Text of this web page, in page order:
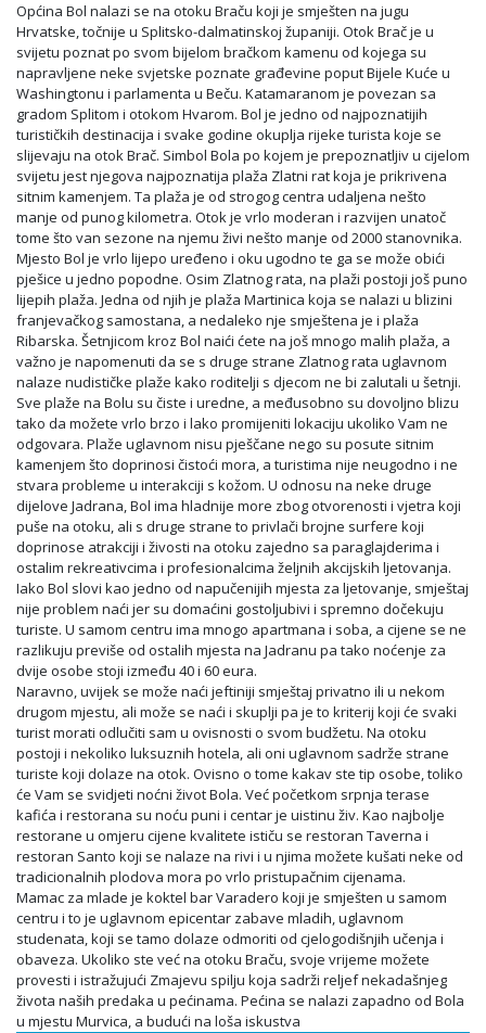
Općina Bol nalazi se na otoku Braču koji je smješten na jugu
Hrvatske, točnije u Splitsko-dalmatinskoj županiji. Otok Brač je u
svijetu poznat po svom bijelom bračkom kamenu od kojega su
napravljene neke svjetske poznate građevine poput Bijele Kuće u
Washingtonu i parlamenta u Beču. Katamaranom je povezan sa
gradom Splitom i otokom Hvarom. Bol je jedno od najpoznatijih
turističkih destinacija i svake godine okuplja rijeke turista koje se
slijevaju na otok Brač. Simbol Bola po kojem je prepoznatljiv u cijelom
svijetu jest njegova najpoznatija plaža Zlatni rat koja je prikrivena
sitnim kamenjem. Ta plaža je od strogog centra udaljena nešto
manje od punog kilometra. Otok je vrlo moderan i razvijen unatoč
tome što van sezone na njemu živi nešto manje od 2000 stanovnika.
Mjesto Bol je vrlo lijepo uređeno i oku ugodno te ga se može obići
pješice u jedno popodne. Osim Zlatnog rata, na plaži postoji još puno
lijepih plaža. Jedna od njih je plaža Martinica koja se nalazi u blizini
franjevačkog samostana, a nedaleko nje smještena je i plaža
Ribarska. Šetnjicom kroz Bol naići ćete na još mnogo malih plaža, a
važno je napomenuti da se s druge strane Zlatnog rata uglavnom
nalaze nudističke plaže kako roditelji s djecom ne bi zalutali u šetnji.
Sve plaže na Bolu su čiste i uredne, a međusobno su dovoljno blizu
tako da možete vrlo brzo i lako promijeniti lokaciju ukoliko Vam ne
odgovara. Plaže uglavnom nisu pješčane nego su posute sitnim
kamenjem što doprinosi čistoći mora, a turistima nije neugodno i ne
stvara probleme u interakciji s kožom. U odnosu na neke druge
dijelove Jadrana, Bol ima hladnije more zbog otvorenosti i vjetra koji
puše na otoku, ali s druge strane to privlači brojne surfere koji
doprinose atrakciji i živosti na otoku zajedno sa paraglajderima i
ostalim rekreativcima i profesionalcima željnih akcijskih ljetovanja.
Iako Bol slovi kao jedno od napučenijih mjesta za ljetovanje, smještaj
nije problem naći jer su domaćini gostoljubivi i spremno dočekuju
turiste. U samom centru ima mnogo apartmana i soba, a cijene se ne
razlikuju previše od ostalih mjesta na Jadranu pa tako noćenje za
dvije osobe stoji između 40 i 60 eura.
Naravno, uvijek se može naći jeftiniji smještaj privatno ili u nekom
drugom mjestu, ali može se naći i skuplji pa je to kriterij koji će svaki
turist morati odlučiti sam u ovisnosti o svom budžetu. Na otoku
postoji i nekoliko luksuznih hotela, ali oni uglavnom sadrže strane
turiste koji dolaze na otok. Ovisno o tome kakav ste tip osobe, toliko
će Vam se svidjeti noćni život Bola. Već početkom srpnja terase
kafića i restorana su noću puni i centar je uistinu živ. Kao najbolje
restorane u omjeru cijene kvalitete ističu se restoran Taverna i
restoran Santo koji se nalaze na rivi i u njima možete kušati neke od
tradicionalnih plodova mora po vrlo pristupačnim cijenama.
Mamac za mlade je koktel bar Varadero koji je smješten u samom
centru i to je uglavnom epicentar zabave mladih, uglavnom
studenata, koji se tamo dolaze odmoriti od cjelogodišnjih učenja i
obaveza. Ukoliko ste već na otoku Braču, svoje vrijeme možete
provesti i istražujući Zmajevu spilju koja sadrži reljef nekadašnjeg
života naših predaka u pećinama. Pećina se nalazi zapadno od Bola
u mjestu Murvica, a budući na loša iskustva